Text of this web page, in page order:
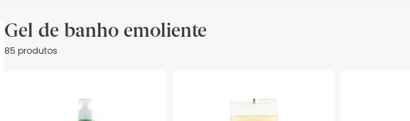
Gel de banho emoliente
85 produtos